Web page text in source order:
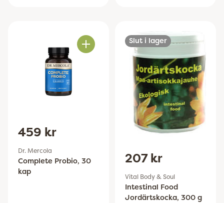
Antal
459 kr
Dr. Mercola
Complete Probio, 30
kap
Slut i lager
207 kr
Vital Body & Soul
Intestinal Food
Jordärtskocka, 300 g